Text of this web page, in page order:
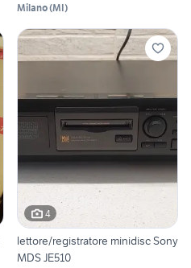
Milano(MI)
4
lettore/registratore minidisc Sony
MDS JE510